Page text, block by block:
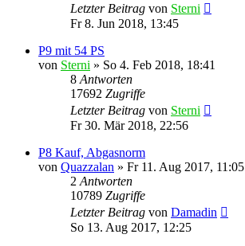
Letzter Beitrag von Sterni
Fr 8. Jun 2018, 13:45
P9 mit 54 PS
von Sterni » So 4. Feb 2018, 18:41
8 Antworten
17692 Zugriffe
Letzter Beitrag von Sterni
Fr 30. Mär 2018, 22:56
P8 Kauf, Abgasnorm
von Quazzalan » Fr 11. Aug 2017, 11:05
2 Antworten
10789 Zugriffe
Letzter Beitrag von Damadin
So 13. Aug 2017, 12:25